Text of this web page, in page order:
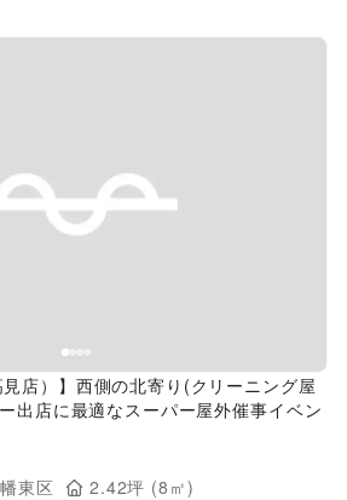
見店）】西側の北寄り(クリーニング屋
出店に最適なスーパー屋外催事イベン
東区 2.42坪 (8 ㎡)